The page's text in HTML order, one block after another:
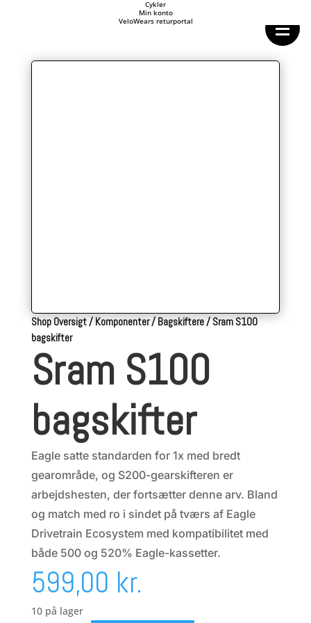
Geargrupper
Cykler
Min konto
VeloWears returportal
Shop Oversigt/Komponenter/Bagskiftere/Sram S100
bagskifter
Sram S100
bagskifter
Eagle satte standarden for 1x med bredt
gearområde, og S200-gearskifteren er
arbejdshesten, der fortsætter denne arv. Bland
og match med ro i sindet på tværs af Eagle
Drivetrain Ecosystem med kompatibilitet med
både 500 og 520% ​​Eagle-kassetter.
599,00 kr.
10 på lager